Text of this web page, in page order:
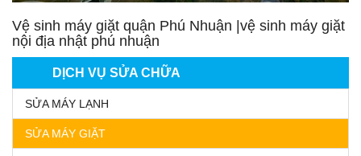
DỊCH VỤ SỬA CHỮA
SỬA MÁY LẠNH
SỬA MÁY GIẶT
Vệ sinh máy giặt quận Phú Nhuận |vệ sinh máy giặt
nội địa nhật phú nhuận